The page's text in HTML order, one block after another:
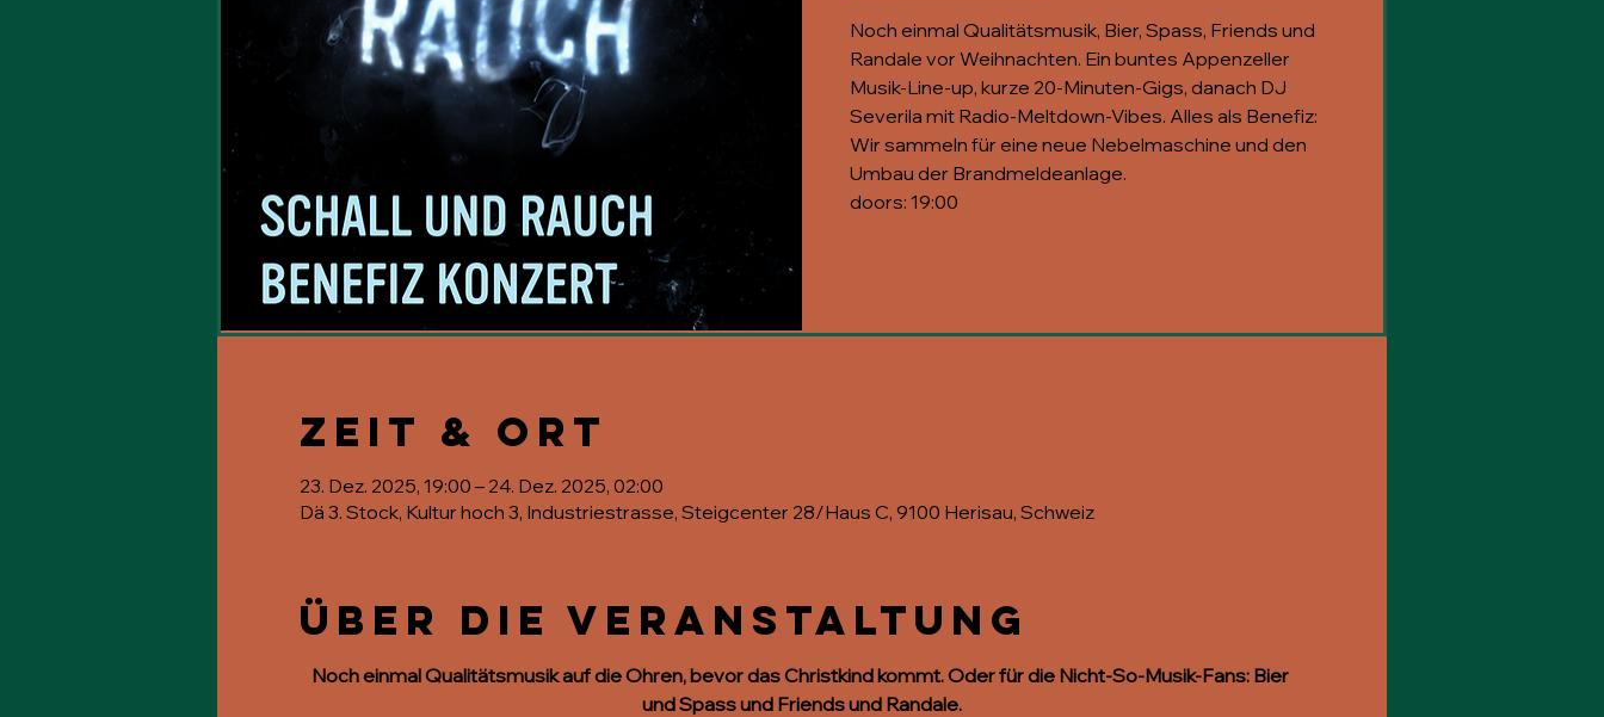
Noch einmal Qualitätsmusik, Bier, Spass, Friends und
Randale vor Weihnachten. Ein buntes Appenzeller
Musik-Line-up, kurze 20-Minuten-Gigs, danach DJ
Severila mit Radio-Meltdown-Vibes. Alles als Benefiz:
Wir sammeln für eine neue Nebelmaschine und den
Umbau der Brandmeldeanlage.
doors: 19:00
Zeit & Ort
23. Dez. 2025, 19:00 – 24. Dez. 2025, 02:00
Dä 3. Stock, Kultur hoch 3, Industriestrasse, Steigcenter 28/Haus C, 9100 Herisau, Schweiz
Über die Veranstaltung
Noch einmal Qualitätsmusik auf die Ohren, bevor das Christkind kommt. Oder für die Nicht-So-Musik-Fans: Bier
und Spass und Friends und Randale.